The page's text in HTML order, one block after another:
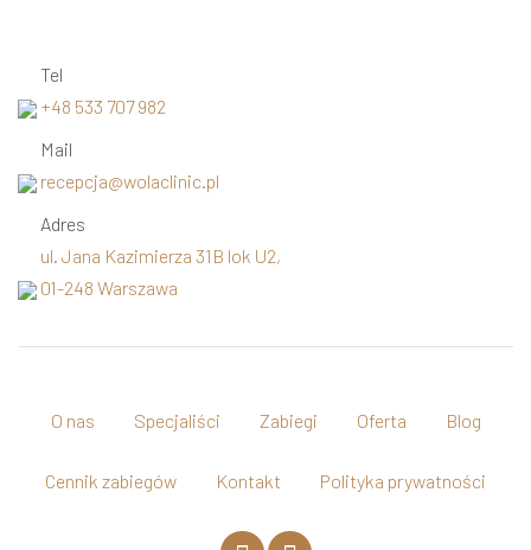
Tel
+48 533 707 982
Mail
recepcja@wolaclinic.pl
Adres
ul. Jana Kazimierza 31B lok U2,
01-248 Warszawa
O nas Specjaliści Zabiegi Oferta Blog
Cennik zabiegów Kontakt Polityka prywatności